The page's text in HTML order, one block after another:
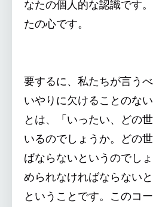
なたの個人的な認識です
たの心です。
要するに、私たちが言う
いやりに欠けることのな
とは、「いったい、どの
いるのでしょうか。どの
ばならないというのでし
められなければならない
ということです。このコ